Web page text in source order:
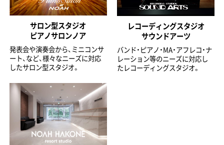
サロン型スタジオ
ピアノサロンノア
発表会や演奏会から、ミニコンサ
ート、など、様々なニーズに対応
したサロン型スタジオ。
レコーディングスタジオ
サウンドアーツ
バンド・ピアノ・MA・アフレコ・ナ
レーション等のニーズに対応し
たレコーディングスタジオ。